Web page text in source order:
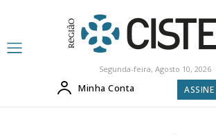
Segunda-feira, Agosto 10, 2026
Minha Conta ASSINE